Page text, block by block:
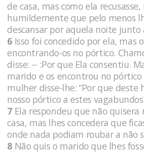
de casa, mas como ela
humildemente que pelo menos
descansar por aquela noite junto
6 Isso foi concedido por ela, mas
encontrando-os no pórtico.
disse: -- :Por que Ela consentiu.
marido e os encontrou no pórtico
mulher disse-lhe: “Por que deste
nosso pórtico a estes
7 Ela respondeu que não quisera
casa, mas lhes concedera que
onde nada podiam roubar a não
8 Não quis o marido que lhes